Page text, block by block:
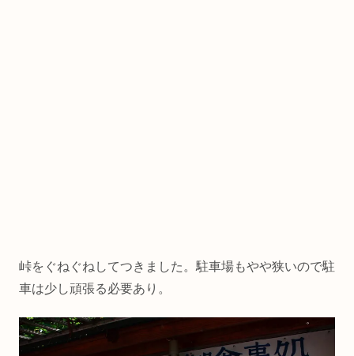
峠をぐねぐねしてつきました。駐車場もやや狭いので駐
車は少し頑張る必要あり。